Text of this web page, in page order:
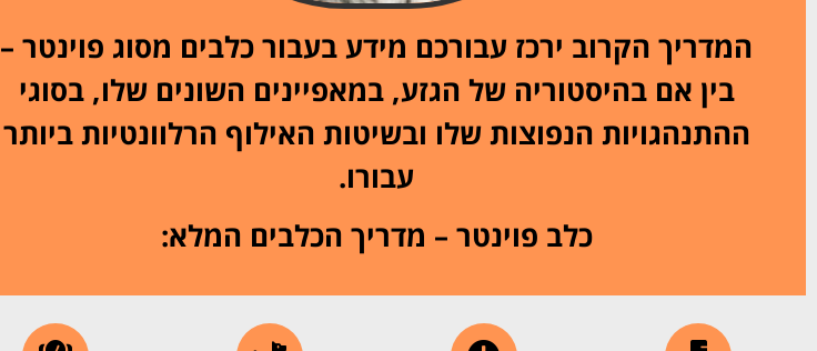
המדריך הקרוב ירכז עבורכם מידע בעבור כלבים מסוג פוינטר –
בין אם בהיסטוריה של הגזע, במאפיינים השונים שלו, בסוגי
ההתנהגויות הנפוצות שלו ובשיטות האילוף הרלוונטיות ביותר
עבורו.
כלב פוינטר – מדריך הכלבים המלא: